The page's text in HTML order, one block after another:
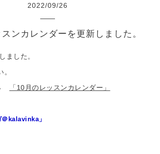
2022/09/26
ンカレンダーを更新しました。
ました。
「10月のレッスンカレンダー」
kalavinka」